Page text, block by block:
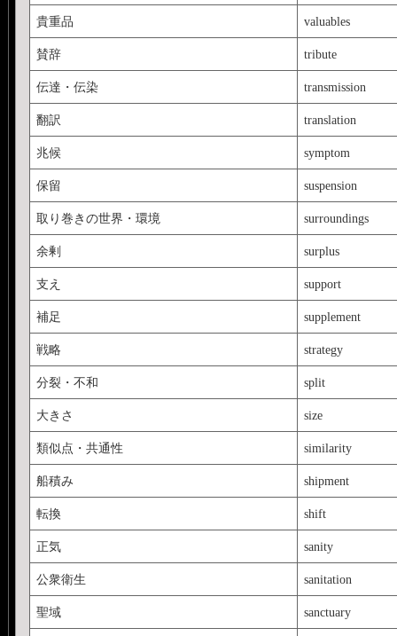
貴重品 valuables
賛辞 tribute
伝達・伝染 transmission
翻訳 translation
兆候 symptom
保留 suspension
取り巻きの世界・環境 surroundings
余剰 surplus
支え support
補足 supplement
戦略 strategy
分裂・不和 split
大きさ size
類似点・共通性 similarity
船積み shipment
転換 shift
正気 sanity
公衆衛生 sanitation
聖域 sanctuary